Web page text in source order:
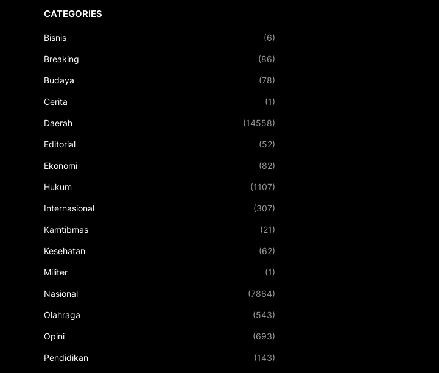
CATEGORIES
Bisnis (6)
Breaking (86)
Budaya (78)
Cerita (1)
Daerah (14558)
Editorial (52)
Ekonomi (82)
Hukum (1107)
Internasional (307)
Kamtibmas (21)
Kesehatan (62)
Militer (1)
Nasional (7864)
Olahraga (543)
Opini (693)
Pendidikan (143)